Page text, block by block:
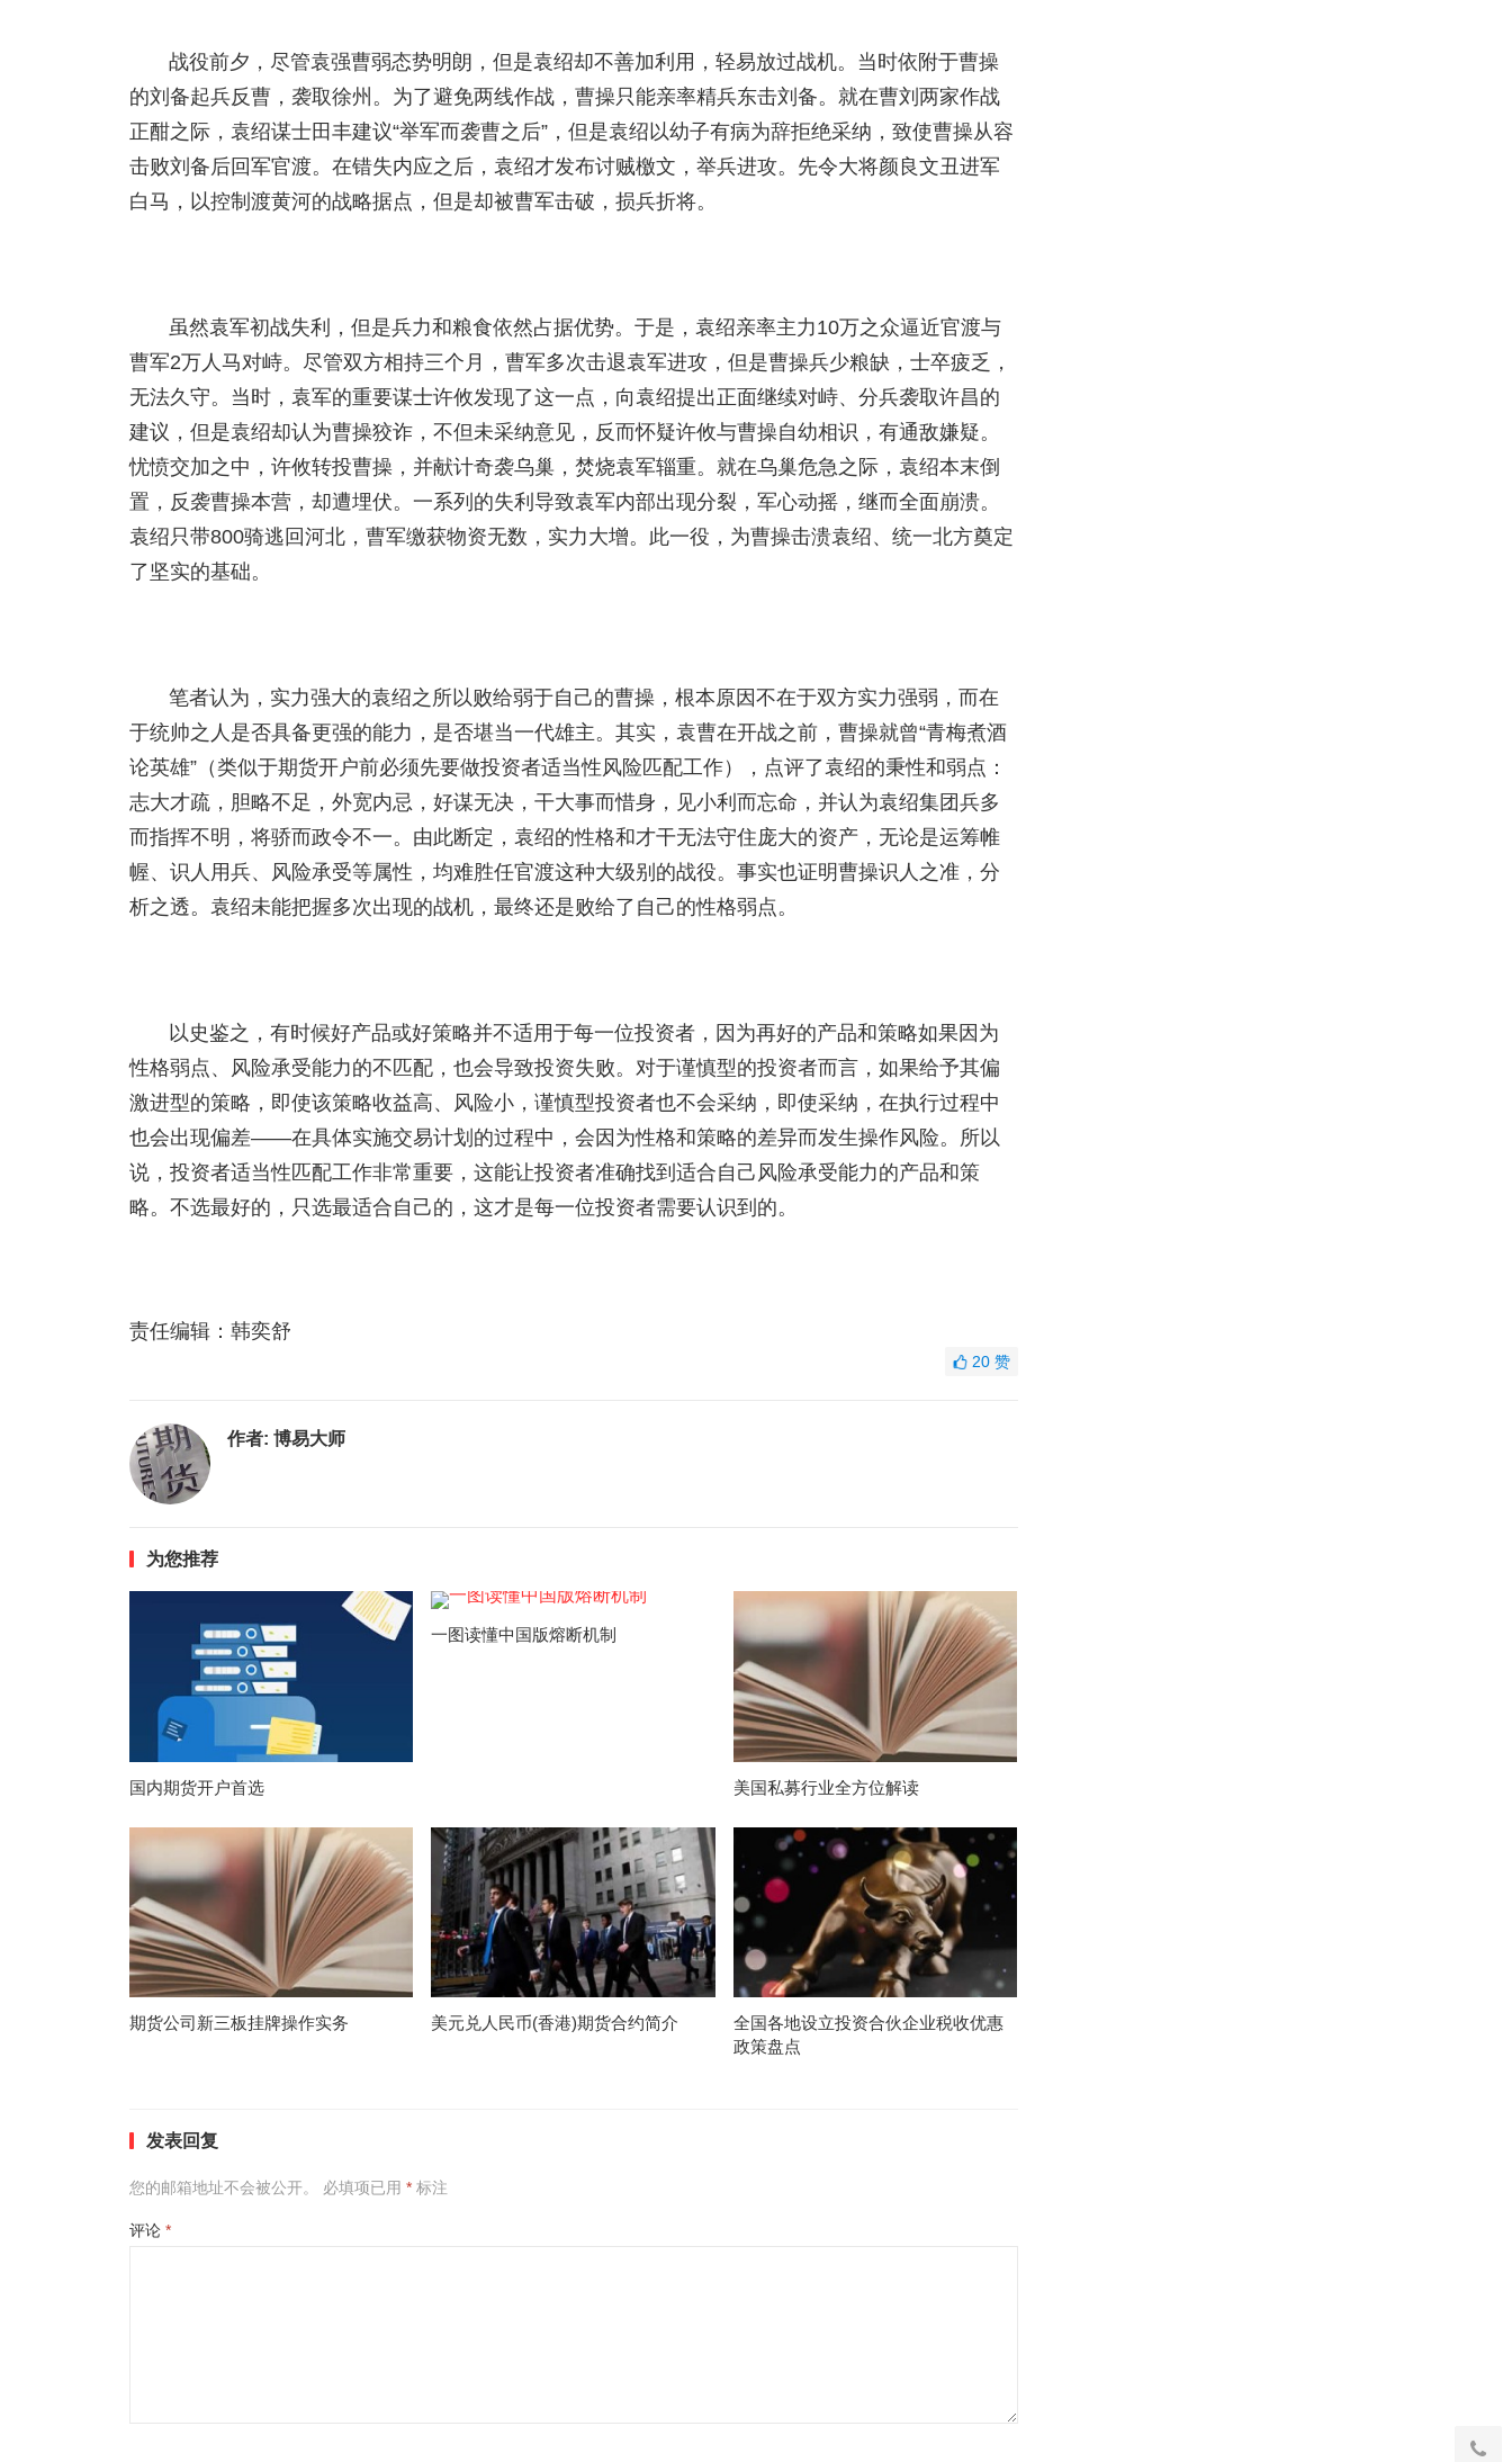
战役前夕，尽管袁强曹弱态势明朗，但是袁绍却不善加利用，轻易放过战机。当时依附于曹操
的刘备起兵反曹，袭取徐州。为了避免两线作战，曹操只能亲率精兵东击刘备。就在曹刘两家作战
正酣之际，袁绍谋士田丰建议“举军而袭曹之后”，但是袁绍以幼子有病为辞拒绝采纳，致使曹操从容
击败刘备后回军官渡。在错失内应之后，袁绍才发布讨贼檄文，举兵进攻。先令大将颜良文丑进军
白马，以控制渡黄河的战略据点，但是却被曹军击破，损兵折将。
虽然袁军初战失利，但是兵力和粮食依然占据优势。于是，袁绍亲率主力10万之众逼近官渡与
曹军2万人马对峙。尽管双方相持三个月，曹军多次击退袁军进攻，但是曹操兵少粮缺，士卒疲乏，
无法久守。当时，袁军的重要谋士许攸发现了这一点，向袁绍提出正面继续对峙、分兵袭取许昌的
建议，但是袁绍却认为曹操狡诈，不但未采纳意见，反而怀疑许攸与曹操自幼相识，有通敌嫌疑。
忧愤交加之中，许攸转投曹操，并献计奇袭乌巢，焚烧袁军辎重。就在乌巢危急之际，袁绍本末倒
置，反袭曹操本营，却遭埋伏。一系列的失利导致袁军内部出现分裂，军心动摇，继而全面崩溃。
袁绍只带800骑逃回河北，曹军缴获物资无数，实力大增。此一役，为曹操击溃袁绍、统一北方奠定
了坚实的基础。
笔者认为，实力强大的袁绍之所以败给弱于自己的曹操，根本原因不在于双方实力强弱，而在
于统帅之人是否具备更强的能力，是否堪当一代雄主。其实，袁曹在开战之前，曹操就曾“青梅煮酒
论英雄”（类似于期货开户前必须先要做投资者适当性风险匹配工作），点评了袁绍的秉性和弱点：
志大才疏，胆略不足，外宽内忌，好谋无决，干大事而惜身，见小利而忘命，并认为袁绍集团兵多
而指挥不明，将骄而政令不一。由此断定，袁绍的性格和才干无法守住庞大的资产，无论是运筹帷
幄、识人用兵、风险承受等属性，均难胜任官渡这种大级别的战役。事实也证明曹操识人之准，分
析之透。袁绍未能把握多次出现的战机，最终还是败给了自己的性格弱点。
以史鉴之，有时候好产品或好策略并不适用于每一位投资者，因为再好的产品和策略如果因为
性格弱点、风险承受能力的不匹配，也会导致投资失败。对于谨慎型的投资者而言，如果给予其偏
激进型的策略，即使该策略收益高、风险小，谨慎型投资者也不会采纳，即使采纳，在执行过程中
也会出现偏差——在具体实施交易计划的过程中，会因为性格和策略的差异而发生操作风险。所以
说，投资者适当性匹配工作非常重要，这能让投资者准确找到适合自己风险承受能力的产品和策
略。不选最好的，只选最适合自己的，这才是每一位投资者需要认识到的。
责任编辑：韩奕舒
20 赞
作者: 博易大师
为您推荐
国内期货开户首选
一图读懂中国版熔断机制
美国私募行业全方位解读
期货公司新三板挂牌操作实务 美元兑人民币(香港)期货合约简介
全国各地设立投资合伙企业税收优惠
政策盘点
发表回复
您的邮箱地址不会被公开。 必填项已用 *标注
评论 *